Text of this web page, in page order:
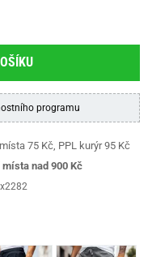
programu
75 Kč, PPL kurýr 95 Kč
nad 900 Kč